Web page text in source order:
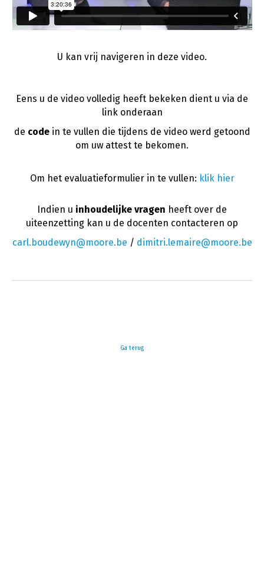
U kan vrij navigeren in deze video.
Eens u de video volledig heeft bekeken dient u via de
link onderaan
de codein te vullen die tijdens de video werd getoond
om uw attest te bekomen.
Om het evaluatieformulier in te vullen: klik hier
Indien u inhoudelijke vragen heeft over de
uiteenzetting kan u de docenten contacteren op
carl.boudewyn@moore.be / dimitri.lemaire@moore.be
Ga terug